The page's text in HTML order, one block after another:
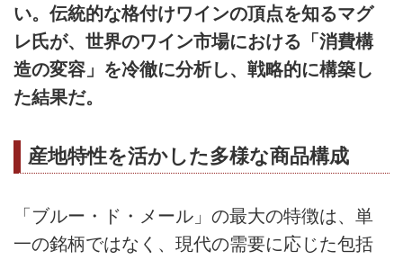
い。伝統的な格付けワインの頂点を知るマグ
レ氏が、世界のワイン市場における「消費構
造の変容」を冷徹に分析し、戦略的に構築し
た結果だ。
産地特性を活かした多様な商品構成
「ブルー・ド・メール」の最大の特徴は、単
一の銘柄ではなく、現代の需要に応じた包括